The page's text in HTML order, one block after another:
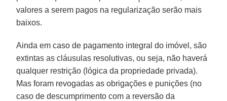
valores a serem pagos na regularização serão mais
baixos.
Ainda em caso de pagamento integral do imóvel, são
extintas as cláusulas resolutivas, ou seja, não haverá
qualquer restrição (lógica da propriedade privada).
Mas foram revogadas as obrigações e punições (no
caso de descumprimento com a reversão da